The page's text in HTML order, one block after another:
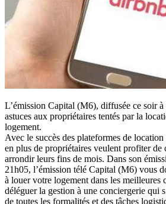
L’émission Capital (M6), diffusée ce soir
astuces aux propriétaires tentés par la
logement.
Avec le succès des plateformes de
en plus de propriétaires veulent profiter de
arrondir leurs fins de mois. Dans son
21h05, l’émission télé Capital (M6) vous
à louer votre logement dans les meilleures
déléguer la gestion à une conciergerie qui
de toutes les formalités et des tâches